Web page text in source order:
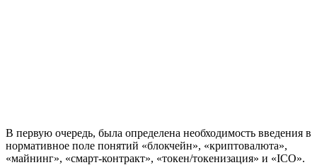
В первую очередь, была определена необходимость введения в
нормативное поле понятий «блокчейн», «криптовалюта»,
«майнинг», «смарт-контракт», «токен/токенизация» и «ICO».